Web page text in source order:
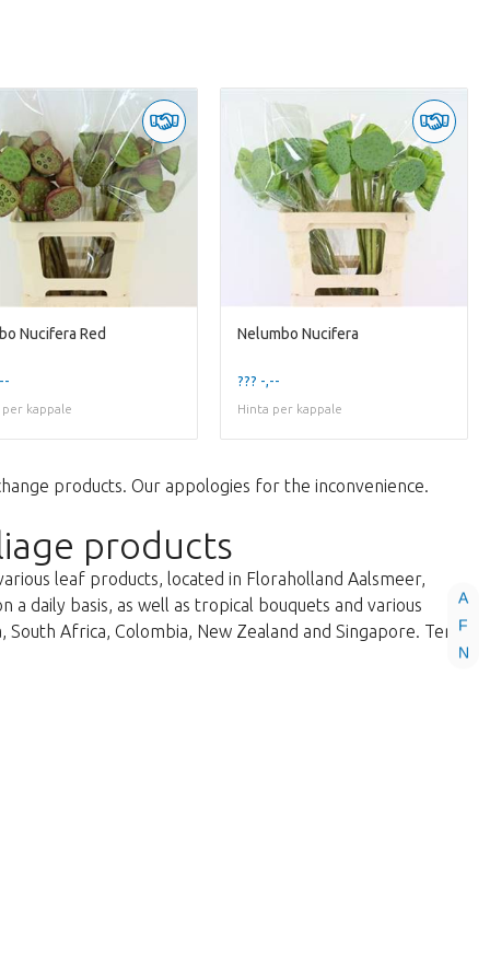
A
F
N
Nucifera Red
kappale
Nelumbo Nucifera
??? -,--
Hinta per kappale
products. Our appologies for the inconvenience.
products
leaf products, located in Floraholland Aalsmeer,
daily basis, as well as tropical bouquets and various
South Africa, Colombia, New Zealand and Singapore. Ter